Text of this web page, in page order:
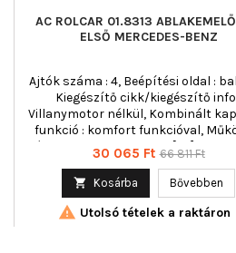
AC ROLCAR 01.8313
ELSŐ MERCEDES-BENZ
Ajtók száma : 4, Beépítési oldal :
Kiegészítő cikk/kiegészítő info
Villanymotor nélkül, Kombinált
funkció : komfort funkcióval,
mód : elektromos, Tömeg [kg] : 1,420,
[kg] : 2,000
Ár
30 065 Ft Normál
66 811 Ft
 Kosárba Bővebben
 Utolsó tételek a raktáron